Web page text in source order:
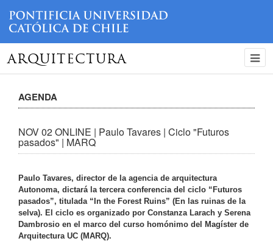
ARQUITECTURA
AGENDA
NOV 02 ONLINE | Paulo Tavares | Ciclo "Futuros
pasados" | MARQ
Paulo Tavares, director de la agencia de arquitectura
Autonoma, dictará la tercera conferencia del ciclo “Futuros
pasados”, titulada “In the Forest Ruins” (En las ruinas de la
selva). El ciclo es organizado por Constanza Larach y Serena
Dambrosio en el marco del curso homónimo del Magíster de
Arquitectura UC (MARQ).